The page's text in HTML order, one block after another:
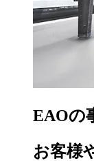
EAOの
お客様